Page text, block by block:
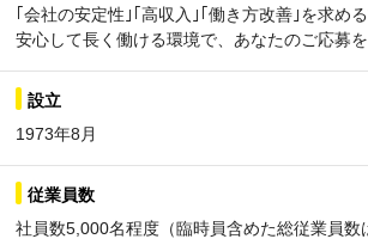
｢会社の安定性｣｢高収入｣｢働き方改善｣を求め
安心して長く働ける環境で、あなたのご応募を
設立
1973年8月
従業員数
社員数5,000名程度（臨時員含めた総従業員数